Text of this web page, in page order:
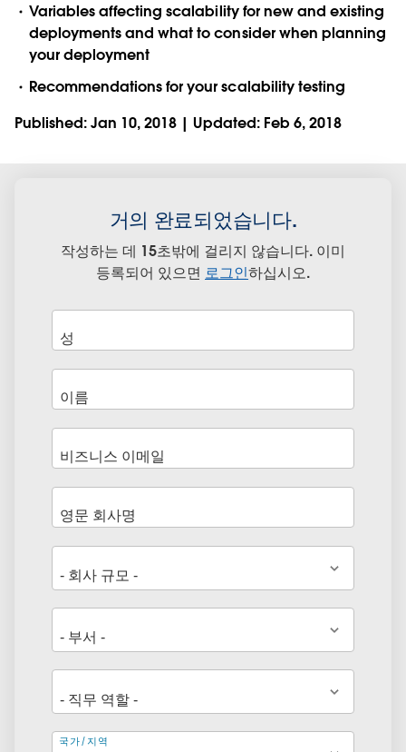
Variables affecting scalability for new and existing
deployments and what to consider when planning
your deployment
Recommendations for your scalability testing
Published: Jan 10, 2018 | Updated: Feb 6, 2018
거의 완료되었습니다.
작성하는 데 15초밖에 걸리지 않습니다. 이미
등록되어 있으면 로그인하십시오.
주
국가/지역